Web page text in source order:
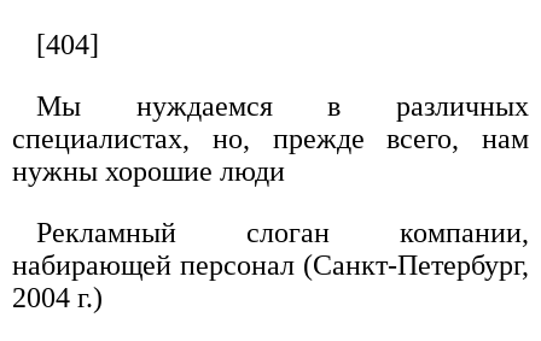
[404]
Мы нуждаемся в различных
специалистах, но, прежде всего, нам
нужны хорошие люди
Рекламный слоган компании,
набирающей персонал (Санкт-Петербург,
2004 г.)